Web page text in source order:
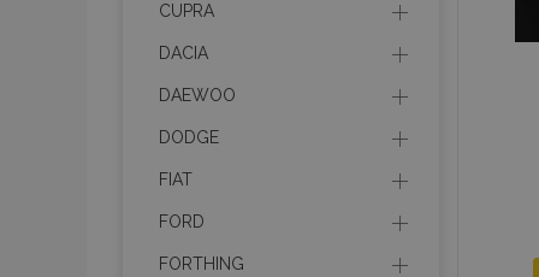
CUPRA
DACIA
DAEWOO
DODGE
FIAT
FORD
FORTHING
mage-translation-